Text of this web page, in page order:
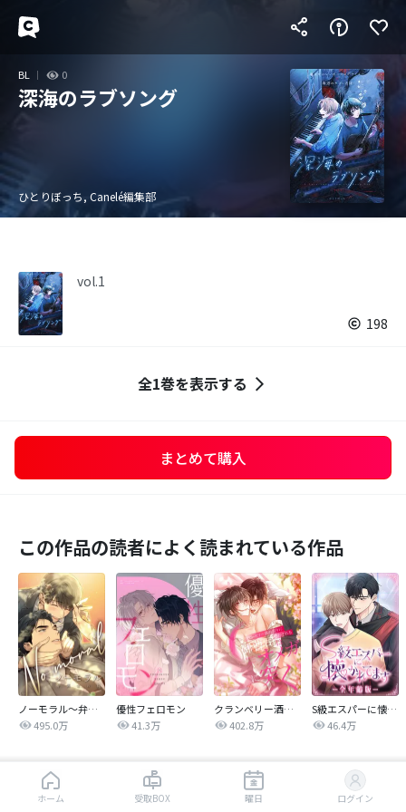
BL 0
深海のラブソング
ひとりぼっち, Canelé編集部
vol.1
198
全1巻を表示する
まとめて購入
この作品の読者によく読まれている作品
ノーモラル～弁護士の掟～
495.0万
優性フェロモン
41.3万
クランベリー酒の芳りに惑わされる御曹司はオメガに突く
402.8万
S級エスパーに懐かれてます【全年齢版】
46.4万
同じジャンルの人気作品はじめから読む
ホーム 受取BOX 曜日 ログイン